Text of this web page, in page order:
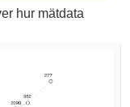
hur mätdata